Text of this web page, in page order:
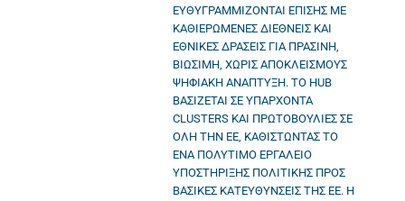
ΕΥΘΥΓΡΑΜΜΙΖΟΝΤΑΙ ΕΠΙΣΗΣ ΜΕ
ΚΑΘΙΕΡΩΜΕΝΕΣ ΔΙΕΘΝΕΙΣ ΚΑΙ
ΕΘΝΙΚΕΣ ΔΡΑΣΕΙΣ ΓΙΑ ΠΡΑΣΙΝΗ,
ΒΙΩΣΙΜΗ, ΧΩΡΙΣ ΑΠΟΚΛΕΙΣΜΟΥΣ
ΨΗΦΙΑΚΗ ΑΝΑΠΤΥΞΗ. ΤΟ HUB
ΒΑΣΙΖΕΤΑΙ ΣΕ ΥΠΑΡΧΟΝΤΑ
CLUSTERS ΚΑΙ ΠΡΩΤΟΒΟΥΛΙΕΣ ΣΕ
ΟΛΗ ΤΗΝ ΕΕ, ΚΑΘΙΣΤΩΝΤΑΣ ΤΟ
ΕΝΑ ΠΟΛΥΤΙΜΟ ΕΡΓΑΛΕΙΟ
ΥΠΟΣΤΗΡΙΞΗΣ ΠΟΛΙΤΙΚΗΣ ΠΡΟΣ
ΒΑΣΙΚΕΣ ΚΑΤΕΥΘΥΝΣΕΙΣ ΤΗΣ ΕΕ. Η